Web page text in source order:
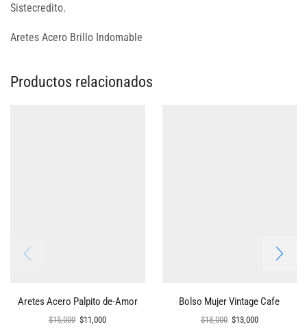
Sistecredito.
Aretes Acero Brillo Indomable
Productos relacionados
Aretes Acero Palpito de-Amor
$15,000 $11,000
Bolso Mujer Vintage Cafe
$18,000 $13,000